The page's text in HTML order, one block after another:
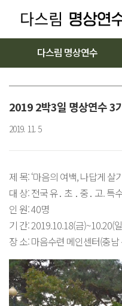
다스림 명상연수
2019 2박3일 명상연수 3
2019. 11. 5
제 목: ‘마음의 여백, 나답게 살
대 상: 전국 유․ 초 ․ 중․ 고. 특
인 원: 40명
기 간: 2019.10.18(금)~10.20(
장 소: 마음수련 메인센터(충